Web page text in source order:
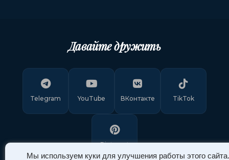
Мы используем куки для улучшения работы этого сайта.
Давайте дружить
Telegram YouTube ВКонтакте TikTok
Pinterest